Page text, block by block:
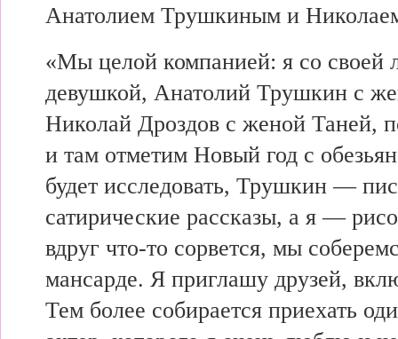
Анатолием Трушкиным и
«Мы целой компанией: я со своей
девушкой, Анатолий Трушкин с
Николай Дроздов с женой Таней,
и там отметим Новый год с
будет исследовать, Трушкин —
сатирические рассказы, а я —
вдруг что-то сорвется, мы
мансарде. Я приглашу друзей,
Тем более собирается приехать